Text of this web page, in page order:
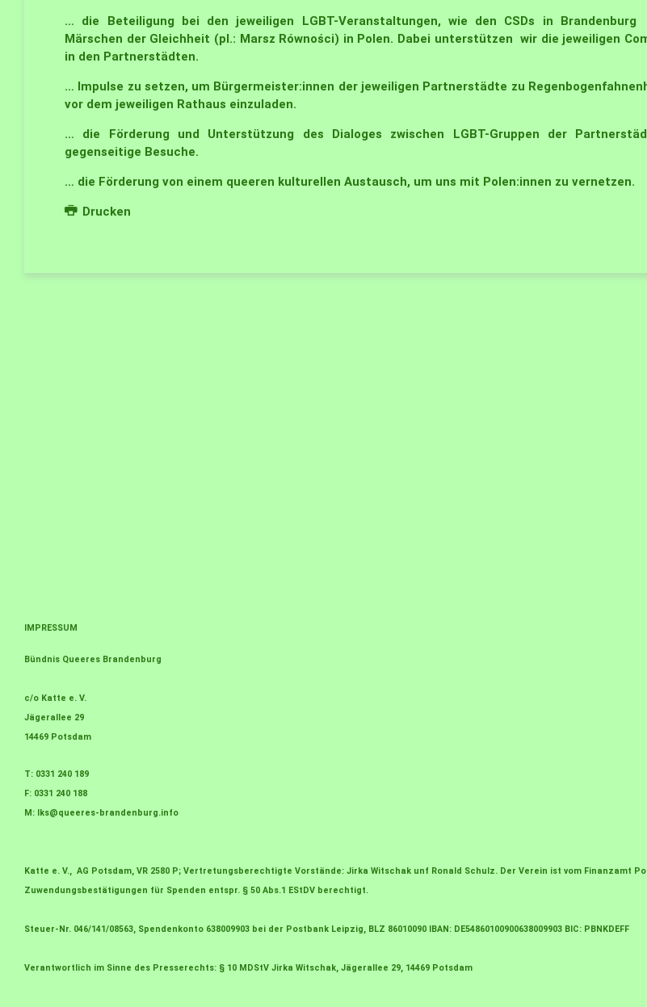
… die Beteiligung bei den jeweiligen LGBT-Veranstaltungen, wie den CSDs in
Märschen der Gleichheit (pl.: Marsz Równości) in Polen. Dabei unterstützen wir die jeweiligen
in den Partnerstädten.
… Impulse zu setzen, um Bürgermeister:innen der jeweiligen Partnerstädte zu
vor dem jeweiligen Rathaus einzuladen.
… die Förderung und Unterstützung des Dialoges zwischen LGBT-Gruppen der
gegenseitige Besuche.
… die Förderung von einem queeren kulturellen Austausch, um uns mit Polen:innen zu vernetzen.
Drucken
IMPRESSUM
Bündnis Queeres Brandenburg
c/o Katte e. V.
Jägerallee 29
14469 Potsdam
T: 0331 240 189
F: 0331 240 188
M: lks@queeres-brandenburg.info
Katte e. V., AG Potsdam, VR 2580 P; Vertretungsberechtigte Vorstände: Jirka Witschak unf Ronald Schulz. Der Verein ist vom Finanzamt
Zuwendungsbestätigungen für Spenden entspr. § 50 Abs.1 EStDV berechtigt.
Steuer-Nr. 046/141/08563, Spendenkonto 638009903 bei der Postbank Leipzig, BLZ 86010090 IBAN: DE54860100900638009903 BIC: PBNKDEFF
Verantwortlich im Sinne des Presserechts: § 10 MDStV Jirka Witschak, Jägerallee 29, 14469 Potsdam